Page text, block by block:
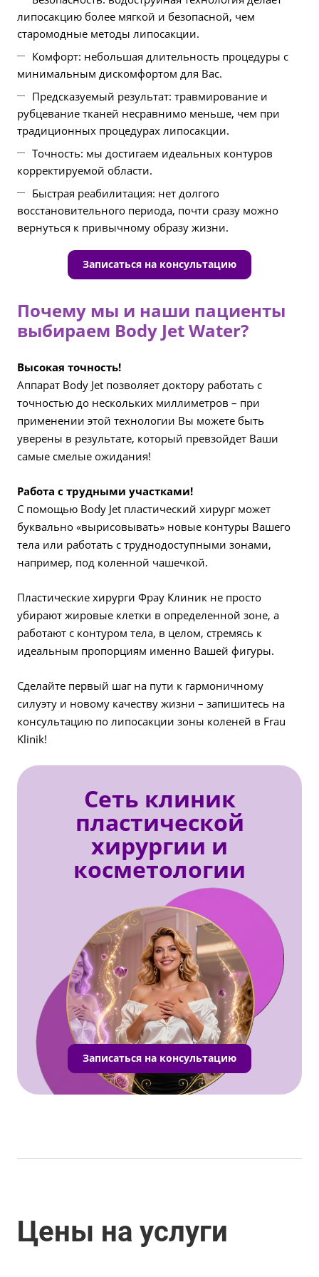
липосакцию более мягкой и безопасной, чем
старомодные методы липосакции.
Комфорт: небольшая длительность процедуры с
минимальным дискомфортом для Вас.
Предсказуемый результат: травмирование и
рубцевание тканей несравнимо меньше, чем при
традиционных процедурах липосакции.
Точность: мы достигаем идеальных контуров
корректируемой области.
Быстрая реабилитация: нет долгого
восстановительного периода, почти сразу можно
вернуться к привычному образу жизни.
Записаться на консультацию
Почему мы и наши пациенты
выбираем Body Jet Water?
Высокая точность!
Аппарат Body Jet позволяет доктору работать с
точностью до нескольких миллиметров – при
применении этой технологии Вы можете быть
уверены в результате, который превзойдет Ваши
самые смелые ожидания!
Работа с трудными участками!
С помощью Body Jet пластический хирург может
буквально «вырисовывать» новые контуры Вашего
тела или работать с труднодоступными зонами,
например, под коленной чашечкой.
Пластические хирурги Фрау Клиник не просто
убирают жировые клетки в определенной зоне, а
работают с контуром тела, в целом, стремясь к
идеальным пропорциям именно Вашей фигуры.
Сделайте первый шаг на пути к гармоничному
силуэту и новому качеству жизни – запишитесь на
консультацию по липосакции зоны коленей в Frau
Klinik!
Сеть клиник
пластической
хирургии и
косметологии
Записаться на консультацию
Цены на услуги